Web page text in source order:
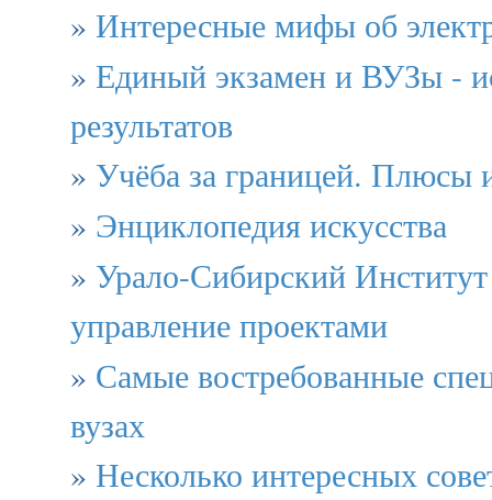
» Интересные мифы об
» Единый экзамен и ВУЗы -
результатов
» Учёба за границей. Плюсы
» Энциклопедия искусства
» Урало-Сибирский
управление проектами
» Самые востребованные
вузах
» Несколько интересных